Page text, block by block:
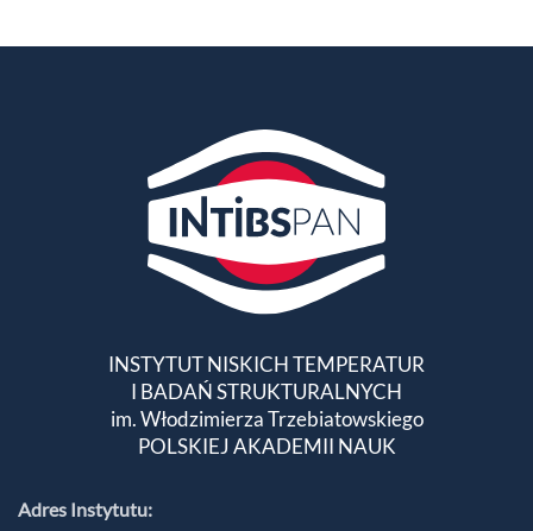
INSTYTUT NISKICH TEMPERATUR
I BADAŃ STRUKTURALNYCH
im. Włodzimierza Trzebiatowskiego
POLSKIEJ AKADEMII NAUK
Adres Instytutu: